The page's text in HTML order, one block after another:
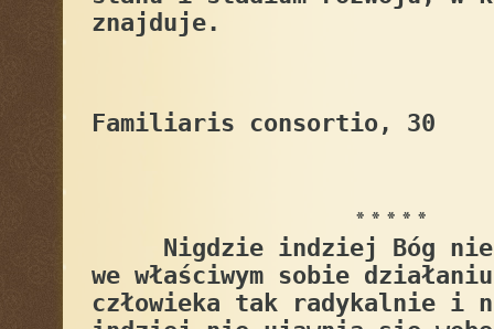
znajduje.
Familiaris consortio, 30
* * * * *
Nigdzie indziej Bóg nie
we właściwym sobie
człowieka tak radykalnie i